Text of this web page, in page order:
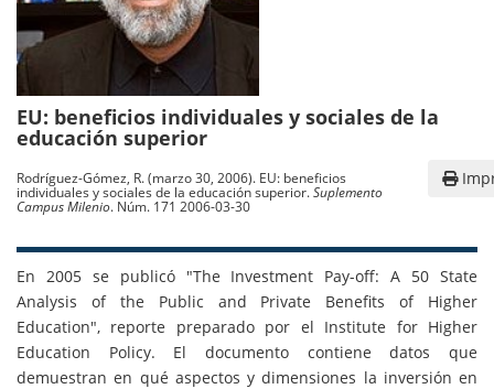
EU: beneficios individuales y sociales de la
educación superior
Rodríguez-Gómez, R. (marzo 30, 2006). EU: beneficios
individuales y sociales de la educación superior.Suplemento
Campus Milenio. Núm. 171 2006-03-30
En 2005 se publicó "The Investment Pay-off: A 50 State
Analysis of the Public and Private Benefits of Higher
Education", reporte preparado por el Institute for Higher
Education Policy. El documento contiene datos que
demuestran en qué aspectos y dimensiones la inversión en